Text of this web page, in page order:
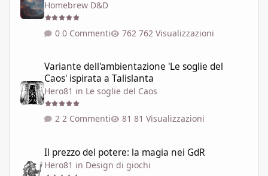
Homebrew D&D
0 Commenti 762 Visualizzazioni
Variante dell'ambientazione 'Le soglie del
Caos' ispirata a Talislanta
Hero81 in Le soglie del Caos
2 Commenti 81 Visualizzazioni
Il prezzo del potere: la magia nei GdR
Hero81 in Design di giochi